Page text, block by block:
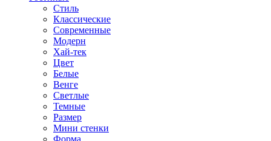
Стиль
Классические
Современные
Модерн
Хай-тек
Цвет
Белые
Венге
Светлые
Темные
Размер
Мини стенки
Форма